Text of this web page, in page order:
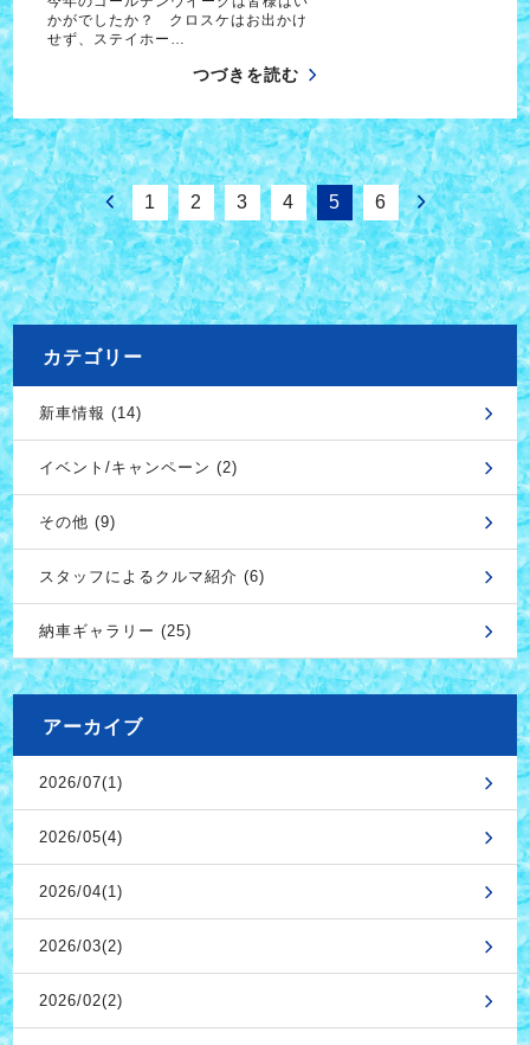
かがでしたか？ クロスケはお出かけ
せず、ステイホー…
つづきを読む
1 2 3 4 5 6
カテゴリー
新車情報 (14)
イベント/キャンペーン (2)
その他 (9)
スタッフによるクルマ紹介 (6)
納車ギャラリー (25)
アーカイブ
2026/07(1)
2026/05(4)
2026/04(1)
2026/03(2)
2026/02(2)